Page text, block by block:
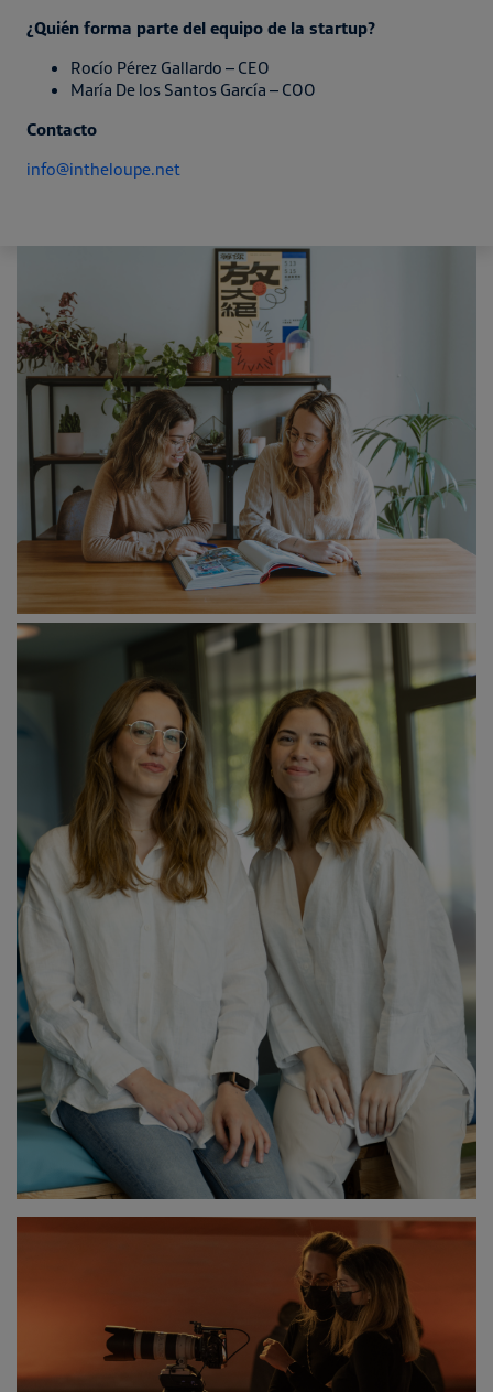
¿Quién forma parte del equipo de la startup?
Rocío Pérez Gallardo – CEO
María De los Santos García – COO
Contacto
info@intheloupe.net